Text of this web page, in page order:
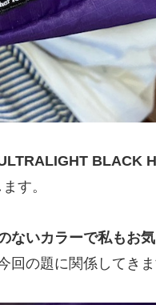
ULTRALIGHT BLACK
す。
いカラーで私もお気
の題に関係してきま